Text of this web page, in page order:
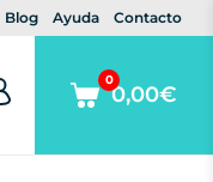
Blog Ayuda Contacto
0,00€
0